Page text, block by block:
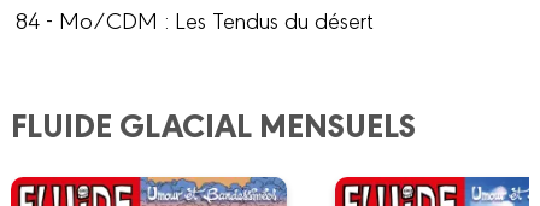
84 - Mo/CDM : Les Tendus du désert
FLUIDE GLACIAL MENSUELS